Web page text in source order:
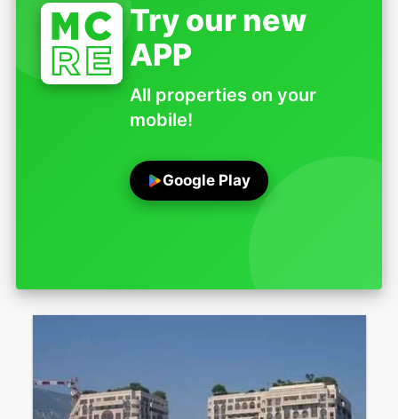
Try our new
APP
All properties on your
mobile!
Google Play